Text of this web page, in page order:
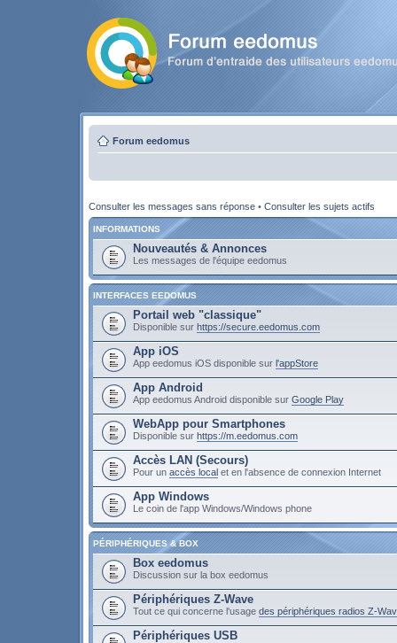
Forum eedomus
Consulter les messages sans réponse • Consulter les sujets actifs
INFORMATIONS
Nouveautés & Annonces
Les messages de l'équipe eedomus
INTERFACES EEDOMUS
Portail web "classique"
Disponible sur https://secure.eedomus.com
App iOS
App eedomus iOS disponible sur l'appStore
App Android
App eedomus Android disponible sur Google Play
WebApp pour Smartphones
Disponible sur https://m.eedomus.com
Accès LAN (Secours)
Pour un accès local et en l'absence de connexion Internet
App Windows
Le coin de l'app Windows/Windows phone
PÉRIPHÉRIQUES & BOX
Box eedomus
Discussion sur la box eedomus
Périphériques Z-Wave
Tout ce qui concerne l'usage des périphériques radios Z-
Périphériques USB